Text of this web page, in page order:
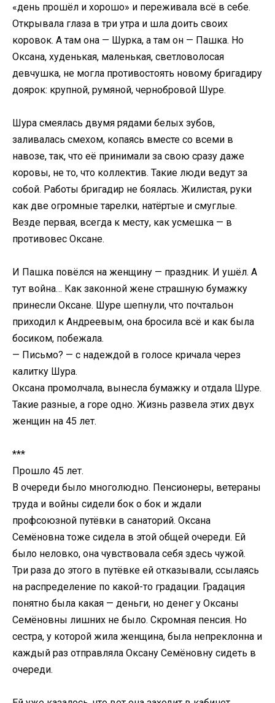
«день прошёл и хорошо» и переживала всё в себе.
Открывала глаза в три утра и шла доить своих
коровок. А там она — Шурка, а там он — Пашка. Но
Оксана, худенькая, маленькая, светловолосая
девчушка, не могла противостоять новому бригадиру
доярок: крупной, румяной, чернобровой Шуре.
Шура смеялась двумя рядами белых зубов,
заливалась смехом, копаясь вместе со всеми в
навозе, так, что её принимали за свою сразу даже
коровы, не то, что коллектив. Такие люди ведут за
собой. Работы бригадир не боялась. Жилистая, руки
как две огромные тарелки, натёртые и смуглые.
Везде первая, всегда к месту, как усмешка — в
противовес Оксане.
И Пашка повёлся на женщину — праздник. И ушёл. А
тут война… Как законной жене страшную бумажку
принесли Оксане. Шуре шепнули, что почтальон
приходил к Андреевым, она бросила всё и как была
босиком, побежала.
— Письмо? — с надеждой в голосе кричала через
калитку Шура.
Оксана промолчала, вынесла бумажку и отдала Шуре.
Такие разные, а горе одно. Жизнь развела этих двух
женщин на 45 лет.
***
Прошло 45 лет.
В очереди было многолюдно. Пенсионеры, ветераны
труда и войны сидели бок о бок и ждали
профсоюзной путёвки в санаторий. Оксана
Семёновна тоже сидела в этой общей очереди. Ей
было неловко, она чувствовала себя здесь чужой.
Три раза до этого в путёвке ей отказывали, ссылаясь
на распределение по какой-то градации. Градация
понятно была какая — деньги, но денег у Оксаны
Семёновны лишних не было. Скромная пенсия. Но
сестра, у которой жила женщина, была непреклонна и
каждый раз отправляла Оксану Семёновну сидеть в
очереди.